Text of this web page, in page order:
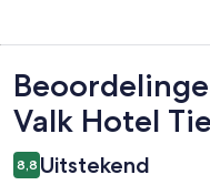
Beoordelingen
Valk Hotel
8,8 Uitstekend